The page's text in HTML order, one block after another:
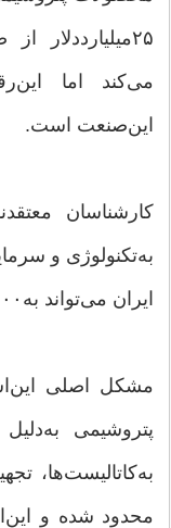
می‌کند اما
این‌صنعت است.
کارشناسان
به‌تکنولوژی و
ایران می‌تواند به‌۱۰۰‌میلیارددلار برسد.
مشکل اصلی
پتروشیمی
به‌کاتالیست‌ها،
محدود شده و